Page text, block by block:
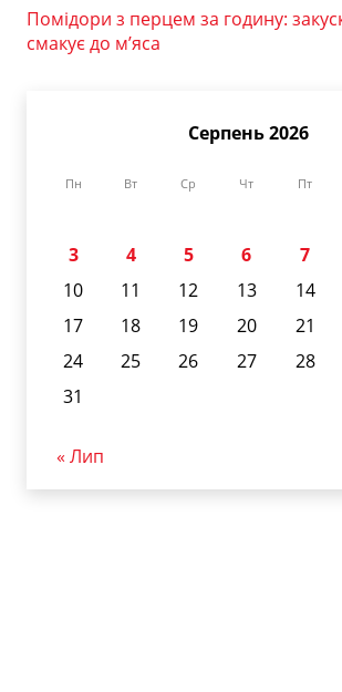
Помідори з перцем за годину:
смакує до м’яса
Серпень 2026
Пн Вт Ср Чт Пт
3
4 5 6 7
10
11 12 13 14
17
18 19 20 21
24
25 26 27 28
31
« Лип